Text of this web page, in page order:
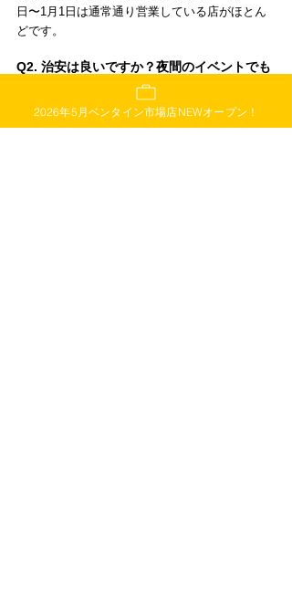
日〜1月1日は通常通り営業している店がほとん
どです。
Q2. 治安は良いですか？夜間のイベントでも
A2. ダナンはベトナムの中でも比較的治安が良い
都市ですが、カウントダウンのような混雑する
2026年5月ベンタイン市場店NEWオープン！